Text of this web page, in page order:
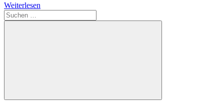
Weiterlesen
Suchen
nach:
Suchen